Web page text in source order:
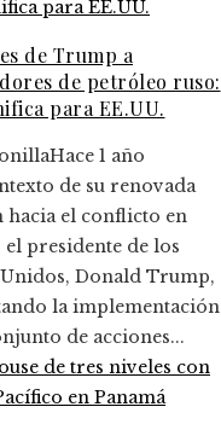
de Trump a
de petróleo ruso:
para EE.UU.
Hace 1 año
de su renovada
hacia el conflicto en
el presidente de los
Unidos, Donald Trump,
la implementación
de acciones...